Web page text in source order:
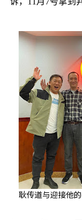
耿传道与迎接他